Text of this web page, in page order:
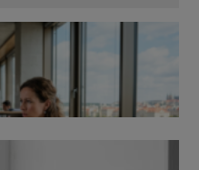
dovolené
pojišťovny – jak na ně